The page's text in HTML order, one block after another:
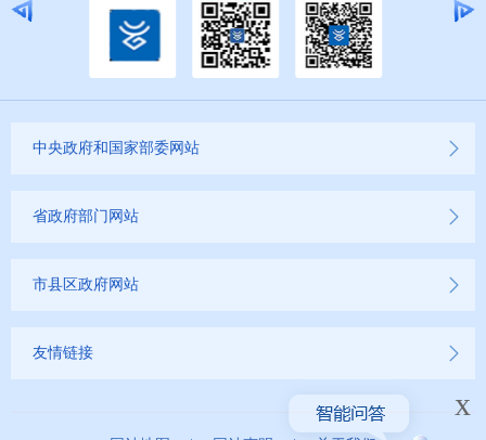
中央政府和国家部委网站
省政府部门网站
市县区政府网站
友情链接
x